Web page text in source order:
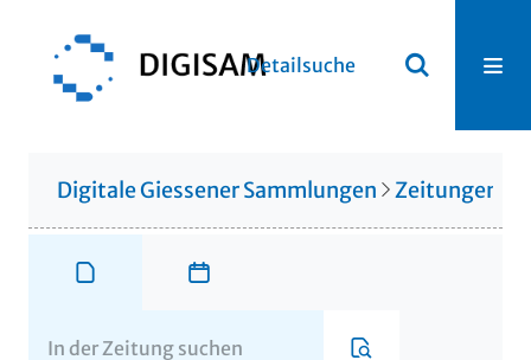
Detailsuche
Digitale Giessener Sammlungen Zeitungen